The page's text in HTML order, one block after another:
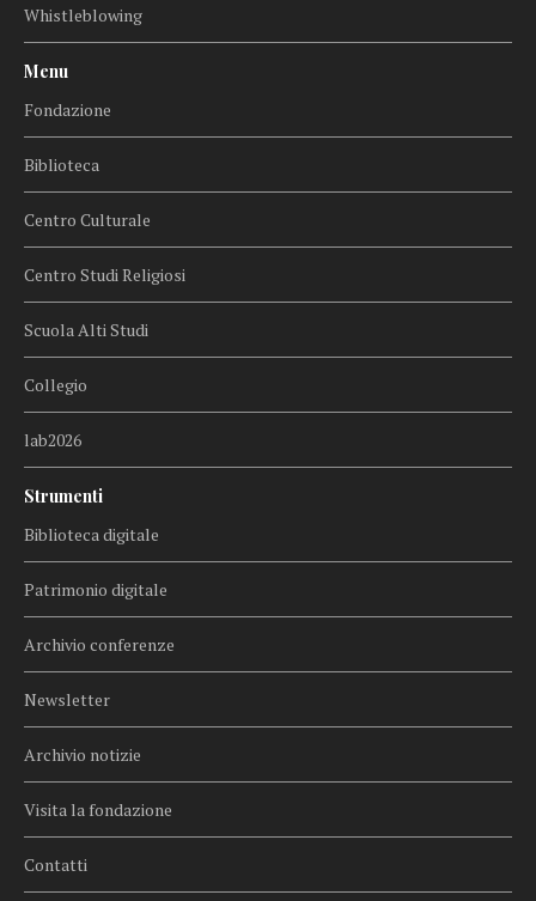
Whistleblowing
Menu
Fondazione
Biblioteca
Centro Culturale
Centro Studi Religiosi
Scuola Alti Studi
Collegio
lab2026
Strumenti
Biblioteca digitale
Patrimonio digitale
Archivio conferenze
Newsletter
Archivio notizie
Visita la fondazione
Contatti